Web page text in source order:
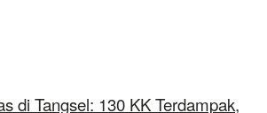
di Tangsel: 130 KK Terdampak,